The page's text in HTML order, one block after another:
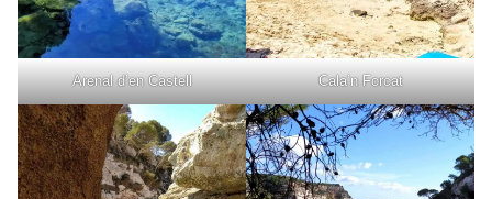
Arenal d’en Castell Cala’n Forcat